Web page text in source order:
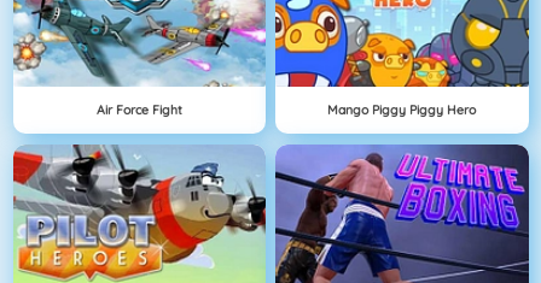
Air Force Fight Mango Piggy Piggy Hero